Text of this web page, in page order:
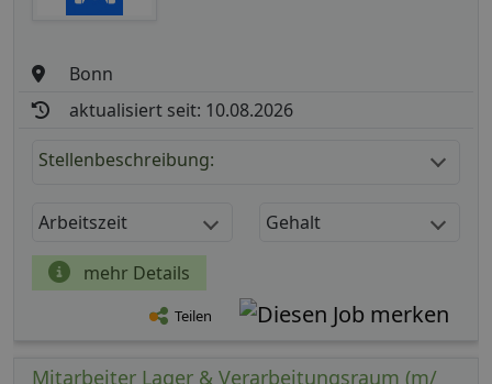
Bonn
aktualisiert seit: 10.08.2026
Stellenbeschreibung:
Arbeitszeit Gehalt
mehr Details
Teilen
Mitarbeiter Lager & Verarbeitungsraum (m/